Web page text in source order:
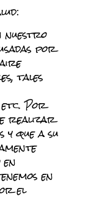
nuestro
por
tales
Por
realizar
y que a su
en
el